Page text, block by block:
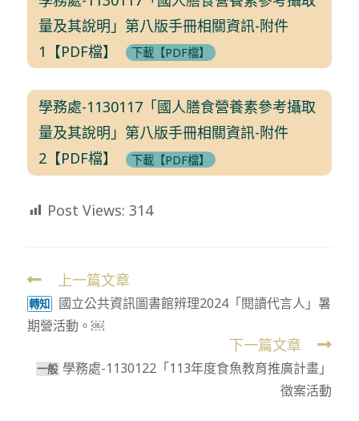
量及其說明」第八版手冊相關資訊-附件
1【PDF檔】
下載【PDF檔】
學務處-1130117「國人膳食營養素參考攝取
量及其說明」第八版手冊相關資訊-附件
2【PDF檔】
下載【PDF檔】
Post Views: 314
Read
more
articles
上一篇文章
轉知
國立公共資訊圖書館辨理2024「閱讀代言人」暑
期營活動。￼
下一篇文章
⼀般 學務處-1130122「113年度食魚教育推廣計畫」
徵案活動